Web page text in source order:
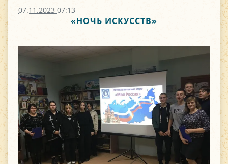
07.11.2023 07:13
«НОЧЬ ИСКУССТВ»